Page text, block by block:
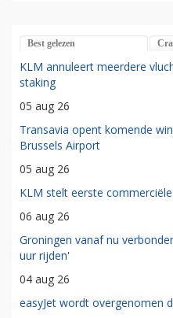
Best gelezen
KLM annuleert meerdere
staking
05 aug 26
Transavia opent komende
Brussels Airport
05 aug 26
KLM stelt eerste
06 aug 26
Groningen vanaf nu
uur rijden'
04 aug 26
easyJet wordt overgenomen